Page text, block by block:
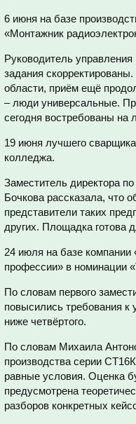
6 июня на базе
«Монтажник
Руководитель
задания
области, приём ещё
– люди универсальные.
сегодня востребованы
19 июня лучшего
колледжа.
Заместитель директора
Бочкова рассказала, что
представители таких
других. Площадка готова
24 июля на базе
профессии» в номинации
По словам первого
повысились требования к
ниже четвёртого.
По словам Михаила
производства серии
равные условия. Оценка
предусмотрена
разборов конкретных